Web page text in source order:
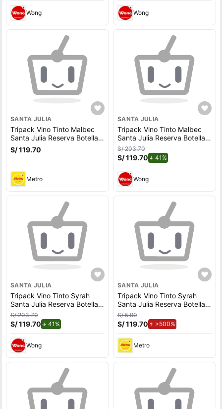
Wong Wong
SANTA JULIA
Tripack Vino Tinto Malbec
Santa Julia Reserva Botella
750ml
S/ 119.70
Metro
SANTA JULIA
Tripack Vino Tinto Malbec
Santa Julia Reserva Botella
750ml
S/ 203.70
S/ 119.70 41%de descuento.
Wong
SANTA JULIA
Tripack Vino Tinto Syrah
Santa Julia Reserva Botella
750ml
S/ 203.70
S/ 119.70 41%
Wong
SANTA JULIA
Tripack Vino Tinto Syrah
Santa Julia Reserva Botella
750ml
S/ 5.90
S/ 119.70 >500%de aumento.
Metro